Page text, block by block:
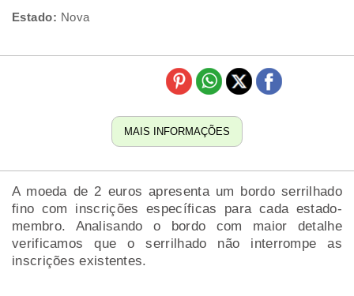
Estado: Nova
MAIS INFORMAÇÕES
A moeda de 2 euros apresenta um bordo serrilhado
fino com inscrições específicas para cada estado-
membro. Analisando o bordo com maior detalhe
verificamos que o serrilhado não interrompe as
inscrições existentes.